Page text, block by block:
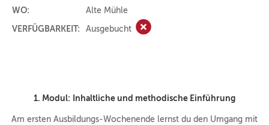
WO:
Alte Mühle
VERFÜGBARKEIT:
Ausgebucht Ausgebucht
1. Modul: Inhaltliche und methodische Einführung
Am ersten Ausbildungs-Wochenende lernst du den Umgang mit